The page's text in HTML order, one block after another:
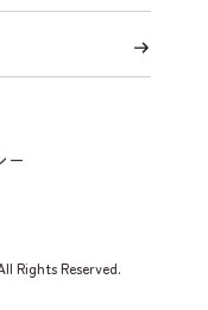
ー
Rights Reserved.